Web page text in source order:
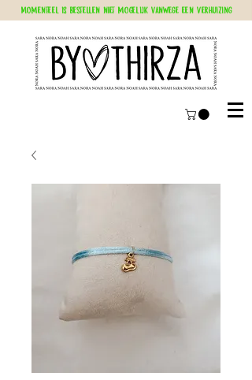
Momenteel is bestellen niet mogelijk vanwege een verhuizing